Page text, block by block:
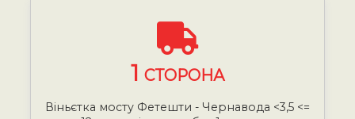
1 СТОРОНА
Віньєтка мосту Фетешти - Чернавода <3,5 <=